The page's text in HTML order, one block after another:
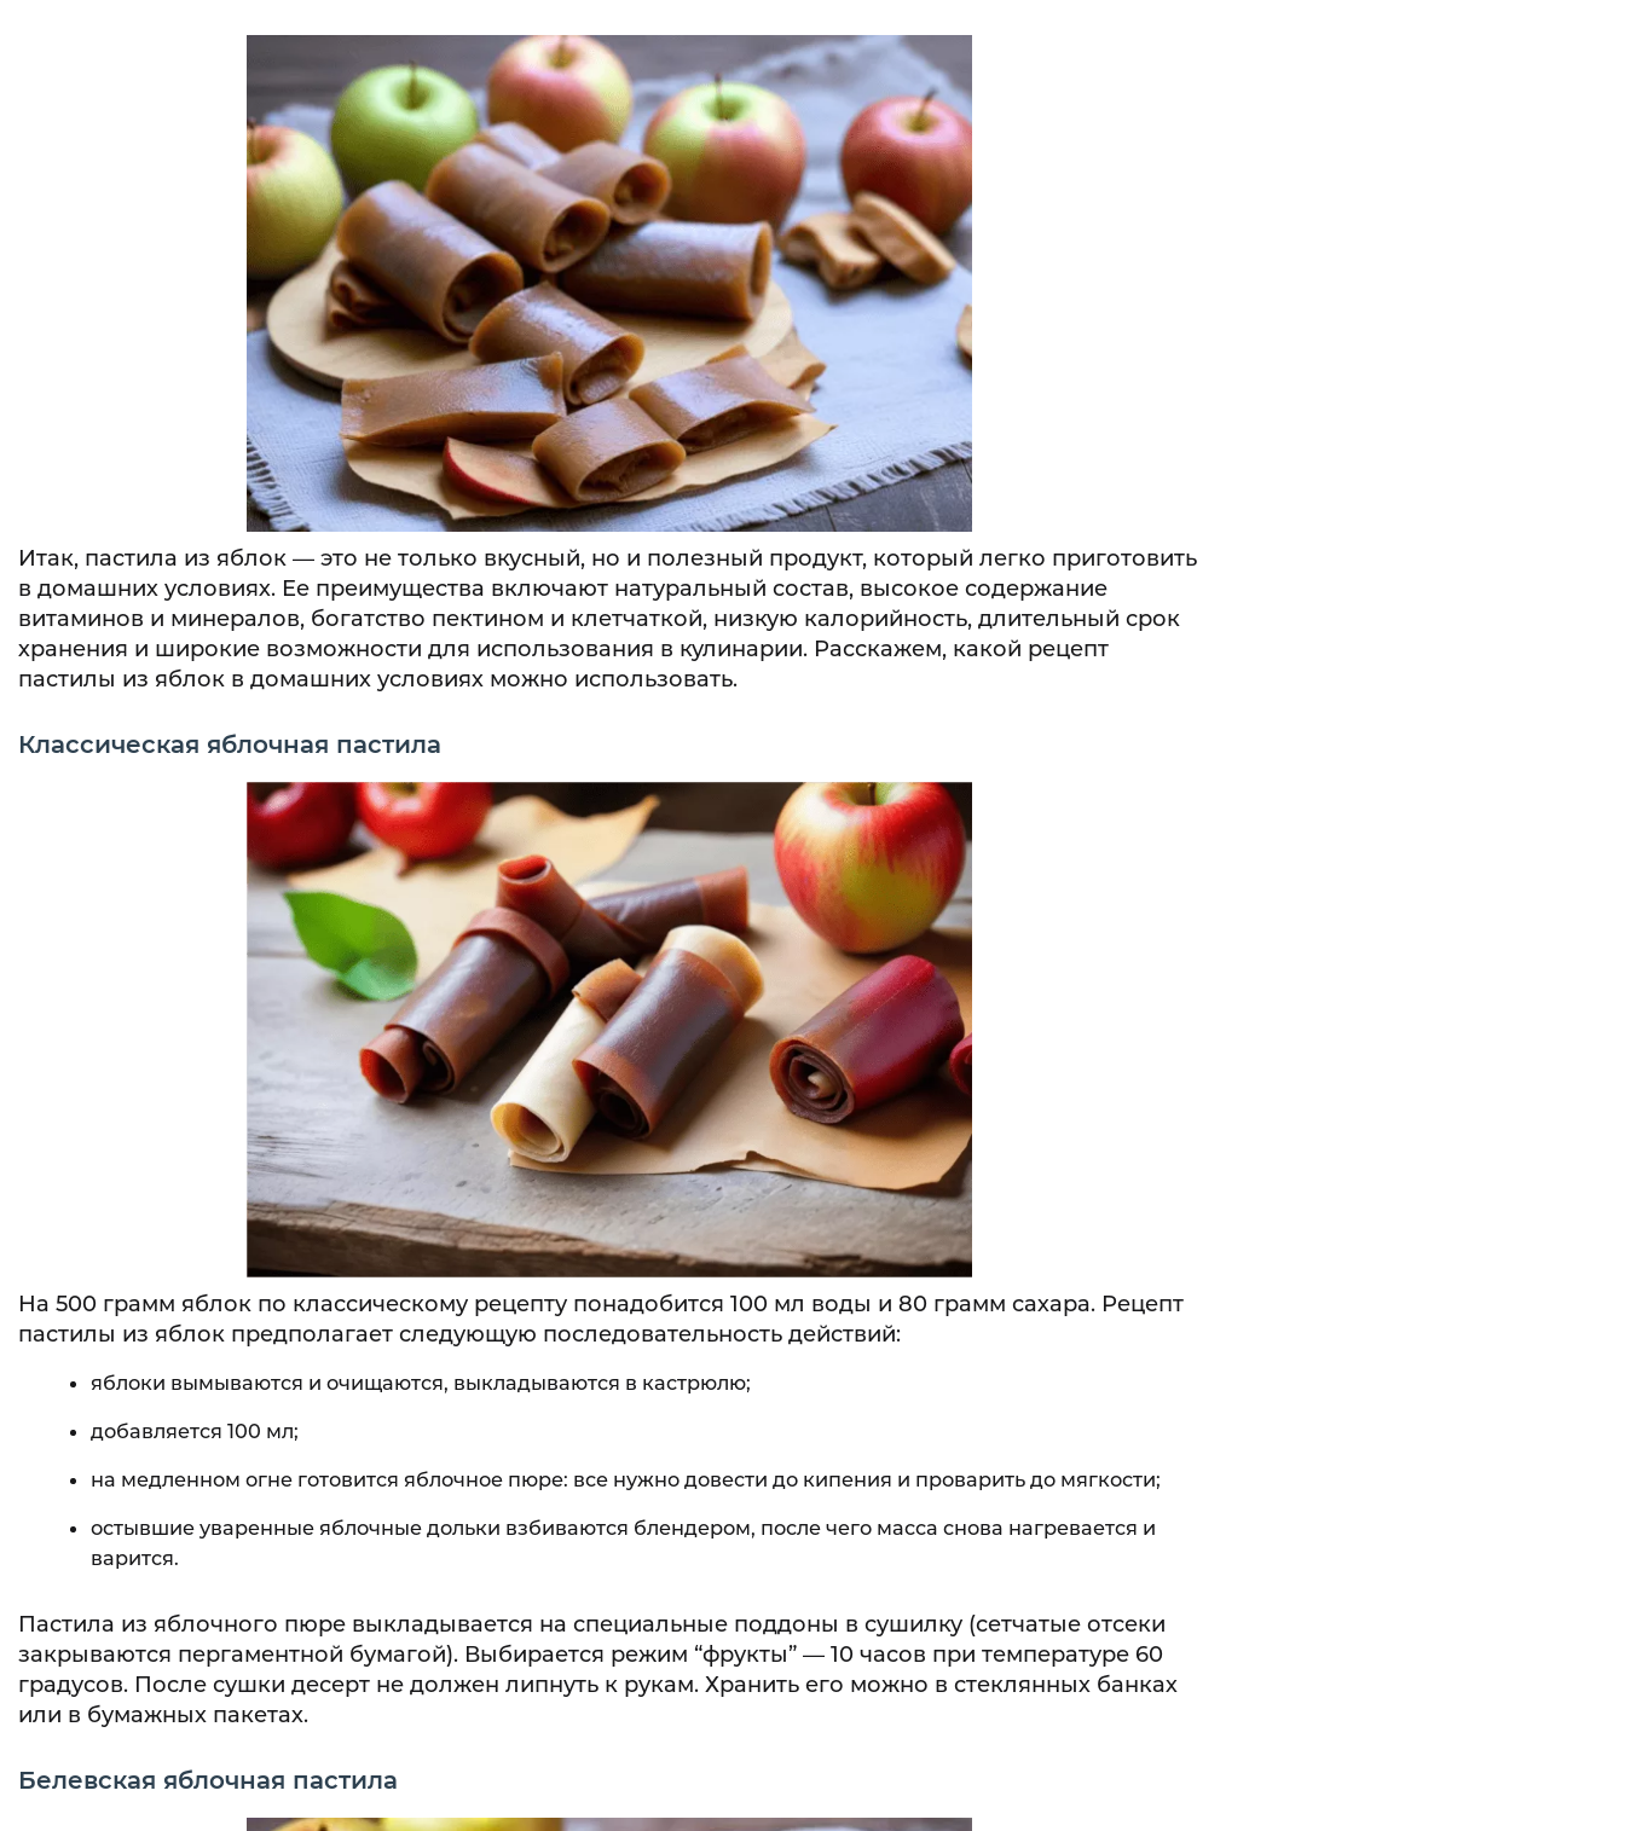
Итак, пастила из яблок — это не только вкусный, но и полезный продукт, который легко приготовить
в домашних условиях. Ее преимущества включают натуральный состав, высокое содержание
витаминов и минералов, богатство пектином и клетчаткой, низкую калорийность, длительный срок
хранения и широкие возможности для использования в кулинарии. Расскажем, какой рецепт
пастилы из яблок в домашних условиях можно использовать.
Классическая яблочная пастила
На 500 грамм яблок по классическому рецепту понадобится 100 мл воды и 80 грамм сахара. Рецепт
пастилы из яблок предполагает следующую последовательность действий:
яблоки вымываются и очищаются, выкладываются в кастрюлю;
добавляется 100 мл;
на медленном огне готовится яблочное пюре: все нужно довести до кипения и проварить до мягкости;
остывшие уваренные яблочные дольки взбиваются блендером, после чего масса снова нагревается и
варится.
Пастила из яблочного пюре выкладывается на специальные поддоны в сушилку (сетчатые отсеки
закрываются пергаментной бумагой). Выбирается режим “фрукты” — 10 часов при температуре 60
градусов. После сушки десерт не должен липнуть к рукам. Хранить его можно в стеклянных банках
или в бумажных пакетах.
Белевская яблочная пастила